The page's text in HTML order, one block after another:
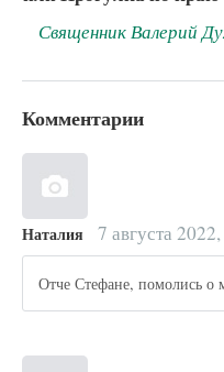
Священник Валерий
Комментарии
Наталия 7 августа
Отче Стефане, помолись о